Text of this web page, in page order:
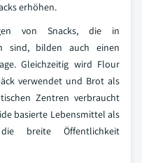
erhöhen.
von Snacks, die in
sind, bilden auch einen
Gleichzeitig wird Flour
verwendet und Brot als
Zentren verbraucht
basierte Lebensmittel als
die breite Öffentlichkeit